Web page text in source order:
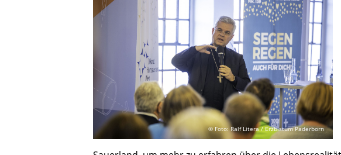
© Foto: Ralf Litera / Erzbistum Paderborn